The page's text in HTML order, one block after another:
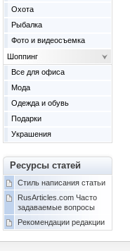
Охота
Рыбалка
Фото и видеосъемка
Шоппинг
Все для офиса
Мода
Одежда и обувь
Подарки
Украшения
Ресурсы статей
Стиль написания статьи
RusArticles.com Часто
задаваемые вопросы
Рекомендации редакции